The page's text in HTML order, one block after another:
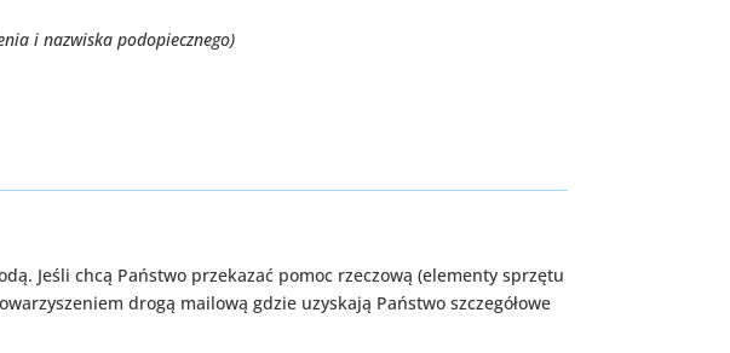
i nazwiska podopiecznego)
Jeśli chcą Państwo przekazać pomoc rzeczową (elementy sprzętu
drogą mailową gdzie uzyskają Państwo szczegółowe